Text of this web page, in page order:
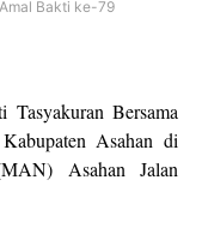
Bakti ke-79
Bersama
Asahan di
Asahan Jalan